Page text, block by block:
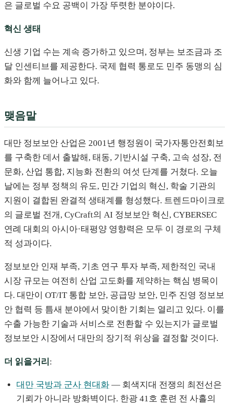
은 글로벌 수요 공백이 가장 뚜렷한 분야이다.
혁신 생태
신생 기업 수는 계속 증가하고 있으며, 정부는 보조금과 조
달 인센티브를 제공한다. 국제 협력 통로도 민주 동맹의 심
화와 함께 늘어나고 있다.
맺음말
대만 정보보안 산업은 2001년 행정원이 국가자통안전회보
를 구축한 데서 출발해, 태동, 기반시설 구축, 고속 성장, 전
문화, 산업 통합, 지능화 전환의 여섯 단계를 거쳤다. 오늘
날에는 정부 정책의 유도, 민간 기업의 혁신, 학술 기관의
지원이 결합된 완결적 생태계를 형성했다. 트렌드마이크로
의 글로벌 전개, CyCraft의 AI 정보보안 혁신, CYBERSEC
연례 대회의 아시아·태평양 영향력은 모두 이 경로의 구체
적 성과이다.
정보보안 인재 부족, 기초 연구 투자 부족, 제한적인 국내
시장 규모는 여전히 산업 고도화를 제약하는 핵심 병목이
다. 대만이 OT/IT 통합 보안, 공급망 보안, 민주 진영 정보보
안 협력 등 틈새 분야에서 맞이한 기회는 열리고 있다. 이를
수출 가능한 기술과 서비스로 전환할 수 있는지가 글로벌
정보보안 시장에서 대만의 장기적 위상을 결정할 것이다.
더 읽을거리 :
대만 국방과 군사 현대화 — 회색지대 전쟁의 최전선은
기뢰가 아니라 방화벽이다. 한광 41호 훈련 전 사흘의